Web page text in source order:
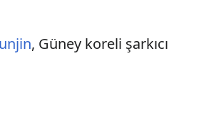
, Güney koreli şarkıcı